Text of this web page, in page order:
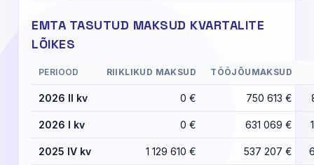
EMTA TASUTUD MAKSUD KVARTALITE
LÕIKES
PERIOOD RIIKLIKUD MAKSUD TÖÖJÕUMAKSUD
2026 II kv 0 € 750 613 €
2026 I kv 0 € 631 069 €
2025 IV kv 1 129 610 € 537 207 €